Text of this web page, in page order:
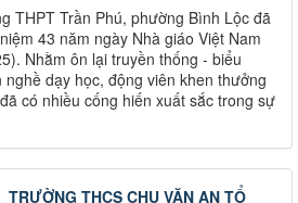
THPT Trần Phú, phường Bình Lộc đã
43 năm ngày Nhà giáo Việt Nam
Nhằm ôn lại truyền thống - biểu
dạy học, động viên khen thưởng
có nhiều cống hiến xuất sắc trong sự
TRƯỜNG THCS CHU VĂN AN TỔ